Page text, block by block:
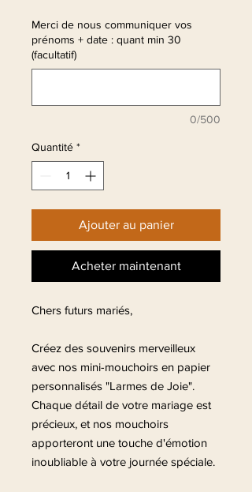
Merci de nous communiquer vos
prénoms + date : quant min 30
(facultatif)
0/500
Quantité *
Ajouter au panier
Acheter maintenant
Chers futurs mariés,
Créez des souvenirs merveilleux
avec nos mini-mouchoirs en papier
personnalisés "Larmes de Joie".
Chaque détail de votre mariage est
précieux, et nos mouchoirs
apporteront une touche d'émotion
inoubliable à votre journée spéciale.